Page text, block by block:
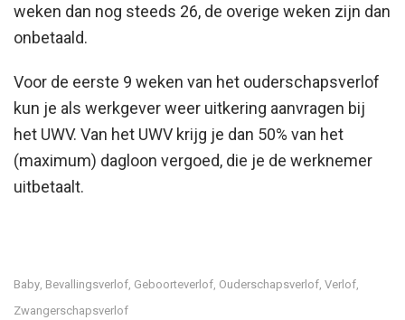
weken dan nog steeds 26, de overige weken zijn dan
onbetaald.
Voor de eerste 9 weken van het ouderschapsverlof
kun je als werkgever weer uitkering aanvragen bij
het UWV. Van het UWV krijg je dan 50% van het
(maximum) dagloon vergoed, die je de werknemer
uitbetaalt.
Baby, Bevallingsverlof, Geboorteverlof, Ouderschapsverlof, Verlof,
Zwangerschapsverlof